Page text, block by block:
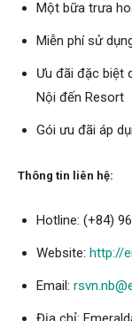
Một bữa trưa
Miễn phí sử
Ưu đãi đặc biệt
Nội đến Resort
Gói ưu đãi áp
Thông tin liên hệ:
Hotline: (+84)
Website: http://
Email: